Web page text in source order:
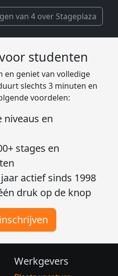
van 4 over Stageplaza
studenten
en geniet van volledige
slechts 3 minuten en
voordelen:
niveaus en
stages en
actief sinds 1998
druk op de knop
Werkgevers